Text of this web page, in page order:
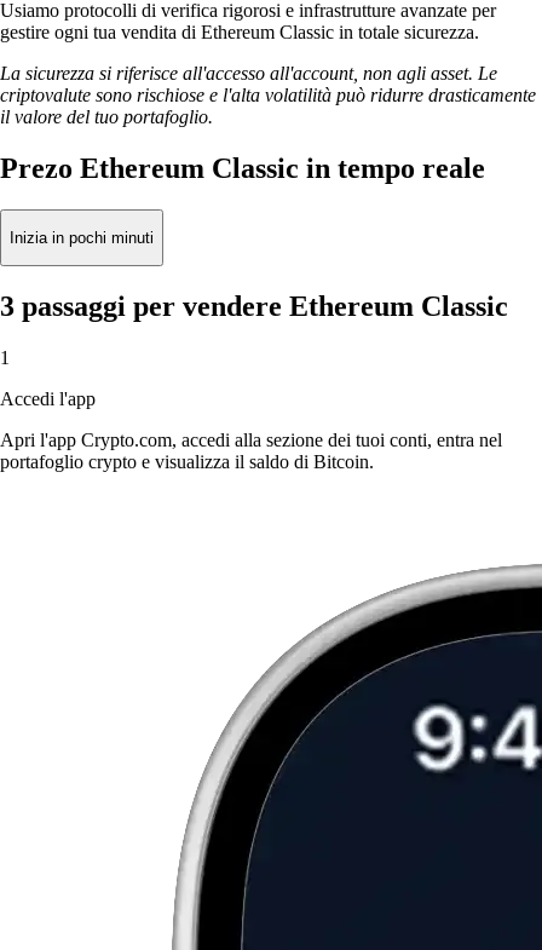
Usiamo protocolli di verifica rigorosi e infrastrutture avanzate per
gestire ogni tua vendita di Ethereum Classic in totale sicurezza.
La sicurezza si riferisce all'accesso all'account, non agli asset. Le
criptovalute sono rischiose e l'alta volatilità può ridurre drasticamente
il valore del tuo portafoglio.
Prezo Ethereum Classic in tempo reale
Inizia in pochi minuti
3 passaggi per vendere Ethereum Classic
1
Accedi l'app
Apri l'app Crypto.com, accedi alla sezione dei tuoi conti, entra nel
portafoglio crypto e visualizza il saldo di Bitcoin.